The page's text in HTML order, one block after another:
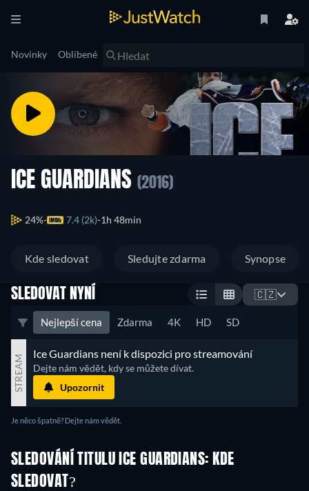
Novinky Oblíbené
ICE GUARDIANS (2016)
24% 7.4 (2k) 1h 48min
Kde sledovat Sledujte zdarma Synopse
SLEDOVAT NYNÍ 🇨🇿
Nejlepší cena Zdarma 4K HD SD
STREAM Ice Guardians není k dispozici pro streamování
Dejte nám vědět, kdy se můžete dívat.
Upozornit
Je něco špatně? Dejte nám vědět.
SLEDOVÁNÍ TITULU ICE GUARDIANS: KDE
SLEDOVAT?